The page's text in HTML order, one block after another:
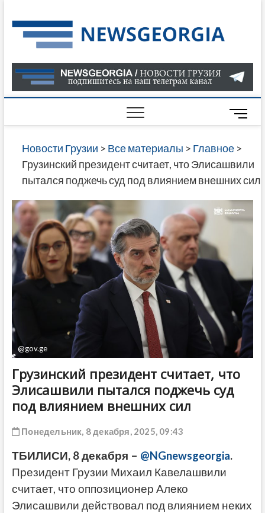
to
content
О
В
ГРУЗИИ
САЙТЕ
M
e
n
u
B
t
t
Новости Грузии > Все материалы > Главное>
Грузинский президент считает, что Элисашвили
пытался поджечь суд под влиянием внешних сил
@gov.ge
Грузинский президент считает, что
Элисашвили пытался поджечь суд
под влиянием внешних сил
Понедельник, 8 декабря, 2025, 09:43
ТБИЛИСИ, 8 декабря – @NGnewsgeorgia.
Президент Грузии Михаил Кавелашвили
считает, что оппозиционер Алеко
Элисашвили действовал под влиянием неких